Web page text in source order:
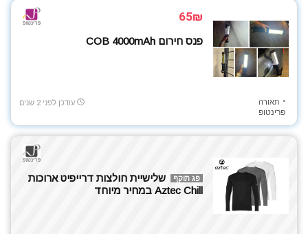
65₪
פנס חירום COB 4000mAh
תאורה
פרינטופ
עודכן לפני 2 שנים
פג תוקף
שלישיית חולצות דרייפיט ארוכות
Aztec Chill במחיר מיוחד